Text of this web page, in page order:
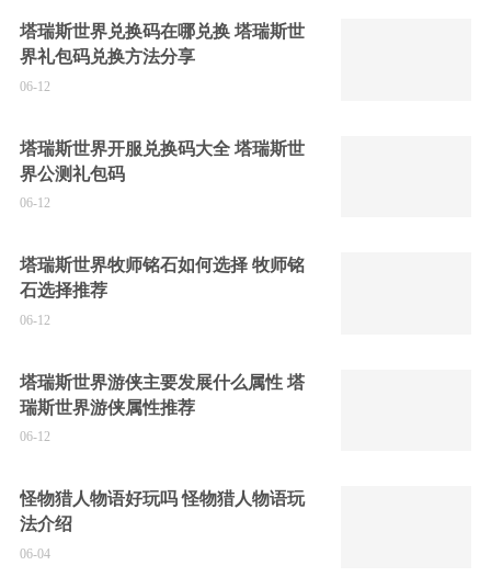
塔瑞斯世界兑换码在哪兑换 塔瑞斯世
界礼包码兑换方法分享
06-12
塔瑞斯世界开服兑换码大全 塔瑞斯世
界公测礼包码
06-12
塔瑞斯世界牧师铭石如何选择 牧师铭
石选择推荐
06-12
塔瑞斯世界游侠主要发展什么属性 塔
瑞斯世界游侠属性推荐
06-12
怪物猎人物语好玩吗 怪物猎人物语玩
法介绍
06-04